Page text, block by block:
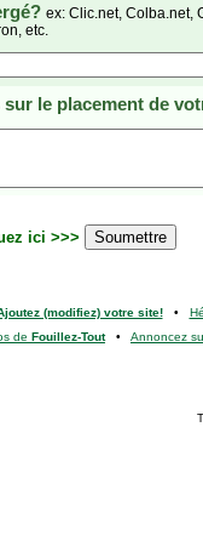
ex: Clic.net, Colba.net,
etc.
sur le placement de
ici >>>
(modifiez) votre site!•
de Fouillez-Tout• Annoncez